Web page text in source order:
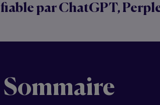
fiable par ChatGPT,
Sommaire